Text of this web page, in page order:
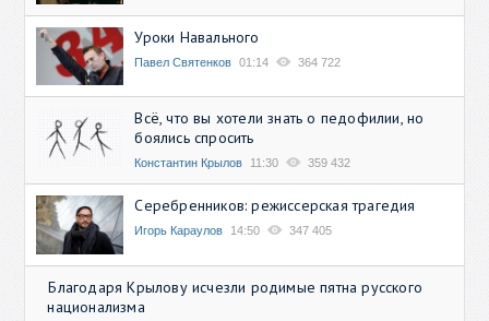
Уроки Навального
Павел Святенков 01:14 364 722
Всё, что вы хотели знать о педофилии, но
боялись спросить
Константин Крылов 11:30 359 432
Серебренников: режиссерская трагедия
Игорь Караулов 14:50 347 405
Благодаря Крылову исчезли родимые пятна русского
национализма